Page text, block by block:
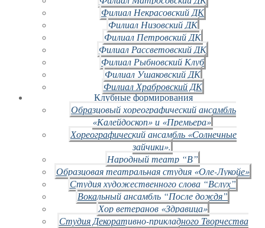
Филиал Некрасовский ДК
Филиал Низовский ДК
Филиал Петровский ДК
Филиал Рассветовский ДК
Филиал Рыбновский Клуб
Филиал Ушаковский ДК
Филиал Храбровский ДК
Клубные формирования
Образцовый хореографический ансамбль
«Калейдоскоп» и «Премьера»
Хореографический ансамбль «Солнечные
зайчики».
Народный театр “В”
Образцовая театральная студия «Оле-Лукойе»
Студия художественного слова “Вслух”
Вокальный ансамбль “После дождя”
Хор ветеранов «Здравица»
Студия Декоративно-прикладного Творчества